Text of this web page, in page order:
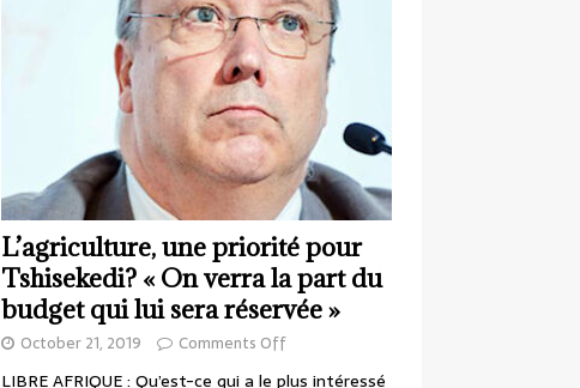
L’agriculture, une priorité pour
Tshisekedi? « On verra la part du
budget qui lui sera réservée »
October 21, 2019 Comments Off
LIBRE AFRIQUE : Qu’est-ce qui a le plus intéressé